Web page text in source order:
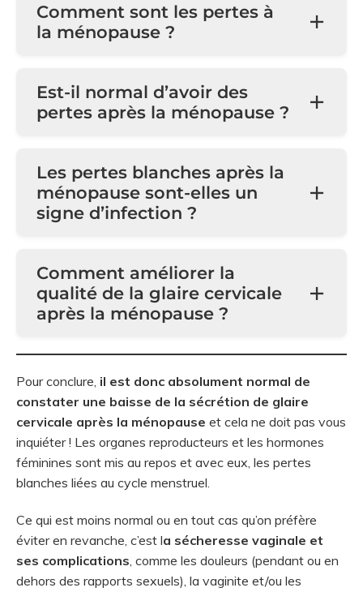
Comment sont les pertes à
la ménopause ?
Est-il normal d’avoir des
pertes après la ménopause ?
Les pertes blanches après la
ménopause sont-elles un
signe d’infection ?
Comment améliorer la
qualité de la glaire cervicale
après la ménopause ?
Pour conclure, il est donc absolument normal de
constater une baisse de la sécrétion de glaire
cervicale après la ménopause et cela ne doit pas vous
inquiéter ! Les organes reproducteurs et les hormones
féminines sont mis au repos et avec eux, les pertes
blanches liées au cycle menstruel.
Ce qui est moins normal ou en tout cas qu’on préfère
éviter en revanche, c’est la sécheresse vaginale et
ses complications, comme les douleurs (pendant ou en
dehors des rapports sexuels), la vaginite et/ou les